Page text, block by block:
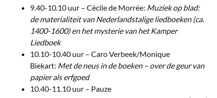
9.40-10.10 uur – Cécile de Morrée: Muziek op blad:
de materialiteit van Nederlandstalige liedboeken (ca.
1400-1600) en het mysterie van het Kamper
Liedboek
10.10-10.40 uur – Caro Verbeek/Monique
Biekart: Met de neus in de boeken – over de geur van
papier als erfgoed
10.40-11.10 uur – Pauze